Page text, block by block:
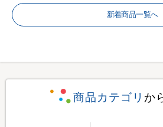
新着商品一覧へ
商品カテゴリ か